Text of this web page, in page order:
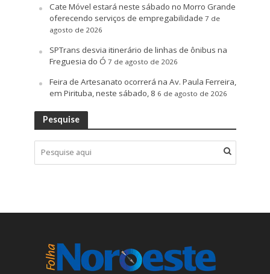
Cate Móvel estará neste sábado no Morro Grande
oferecendo serviços de empregabilidade 7 de
agosto de 2026
SPTrans desvia itinerário de linhas de ônibus na
Freguesia do Ó 7 de agosto de 2026
Feira de Artesanato ocorrerá na Av. Paula Ferreira,
em Pirituba, neste sábado, 8 6 de agosto de 2026
Pesquise